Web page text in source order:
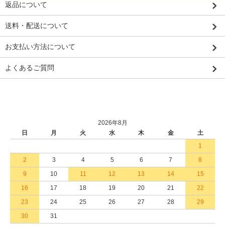
返品について
送料・配送について
お支払い方法について
よくあるご質問
2026年8月
日
月 火 水 木 金
土
1
2
3 4 5 6 7
8
9
10 11 12 13 14
15
16
17 18 19 20 21
22
23
24 25 26 27 28
29
30
31